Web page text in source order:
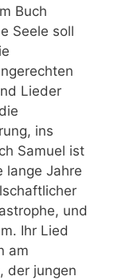
Buch
Seele soll
Lieder
ins
Samuel ist
lange Jahre
und
Ihr Lied
am
der jungen